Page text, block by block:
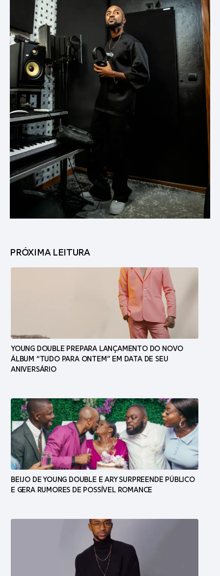
PRÓXIMA LEITURA
YOUNG DOUBLE PREPARA LANÇAMENTO DO NOVO
ÁLBUM “TUDO PARA ONTEM” EM DATA DE SEU
ANIVERSÁRIO
BEIJO DE YOUNG DOUBLE E ARY SURPREENDE PÚBLICO
E GERA RUMORES DE POSSÍVEL ROMANCE